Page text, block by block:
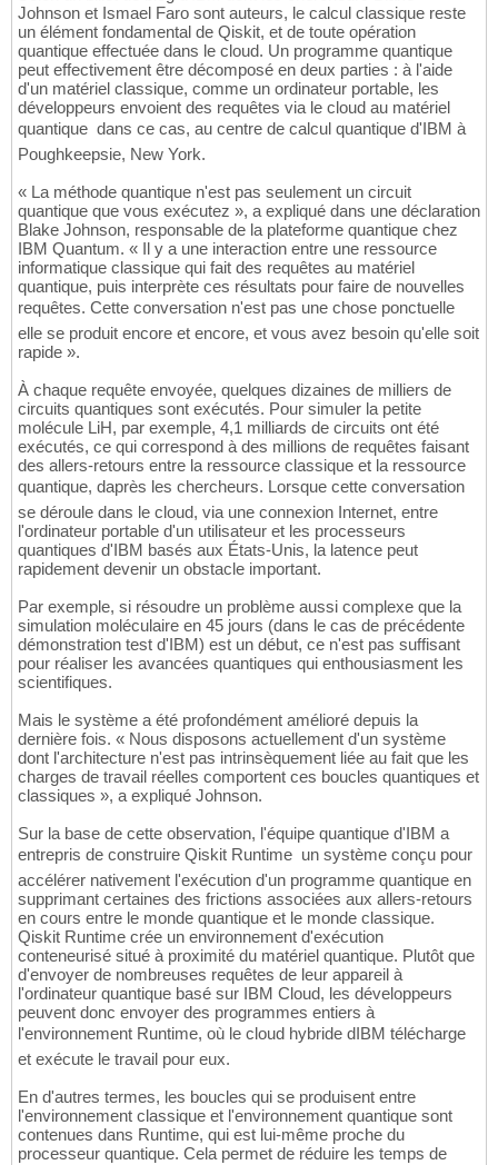
Johnson et Ismael Faro sont auteurs, le calcul classique reste
un élément fondamental de Qiskit, et de toute opération
quantique effectuée dans le cloud. Un programme quantique
peut effectivement être décomposé en deux parties : à l'aide
d'un matériel classique, comme un ordinateur portable, les
développeurs envoient des requêtes via le cloud au matériel
quantique  dans ce cas, au centre de calcul quantique d'IBM à
Poughkeepsie, New York.
« La méthode quantique n'est pas seulement un circuit
quantique que vous exécutez », a expliqué dans une déclaration
Blake Johnson, responsable de la plateforme quantique chez
IBM Quantum. « Il y a une interaction entre une ressource
informatique classique qui fait des requêtes au matériel
quantique, puis interprète ces résultats pour faire de nouvelles
requêtes. Cette conversation n'est pas une chose ponctuelle 
elle se produit encore et encore, et vous avez besoin qu'elle soit
rapide ».
À chaque requête envoyée, quelques dizaines de milliers de
circuits quantiques sont exécutés. Pour simuler la petite
molécule LiH, par exemple, 4,1 milliards de circuits ont été
exécutés, ce qui correspond à des millions de requêtes faisant
des allers-retours entre la ressource classique et la ressource
quantique, daprès les chercheurs. Lorsque cette conversation
se déroule dans le cloud, via une connexion Internet, entre
l'ordinateur portable d'un utilisateur et les processeurs
quantiques d'IBM basés aux États-Unis, la latence peut
rapidement devenir un obstacle important.
Par exemple, si résoudre un problème aussi complexe que la
simulation moléculaire en 45 jours (dans le cas de précédente
démonstration test d'IBM) est un début, ce n'est pas suffisant
pour réaliser les avancées quantiques qui enthousiasment les
scientifiques.
Mais le système a été profondément amélioré depuis la
dernière fois. « Nous disposons actuellement d'un système
dont l'architecture n'est pas intrinsèquement liée au fait que les
charges de travail réelles comportent ces boucles quantiques et
classiques », a expliqué Johnson.
Sur la base de cette observation, l'équipe quantique d'IBM a
entrepris de construire Qiskit Runtime  un système conçu pour
accélérer nativement l'exécution d'un programme quantique en
supprimant certaines des frictions associées aux allers-retours
en cours entre le monde quantique et le monde classique.
Qiskit Runtime crée un environnement d'exécution
conteneurisé situé à proximité du matériel quantique. Plutôt que
d'envoyer de nombreuses requêtes de leur appareil à
l'ordinateur quantique basé sur IBM Cloud, les développeurs
peuvent donc envoyer des programmes entiers à
l'environnement Runtime, où le cloud hybride dIBM télécharge
et exécute le travail pour eux.
En d'autres termes, les boucles qui se produisent entre
l'environnement classique et l'environnement quantique sont
contenues dans Runtime, qui est lui-même proche du
processeur quantique. Cela permet de réduire les temps de